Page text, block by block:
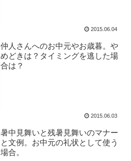
2015.06.04
仲人さんへのお中元やお歳暮。や
めどきは？タイミングを逃した場
合は？
2015.06.03
暑中見舞いと残暑見舞いのマナー
と文例。お中元の礼状として使う
場合。